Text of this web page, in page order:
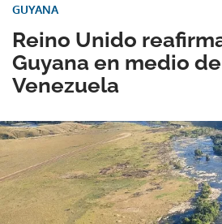
Reino Unido
Guyana en medio
Venezuela
GUYANA